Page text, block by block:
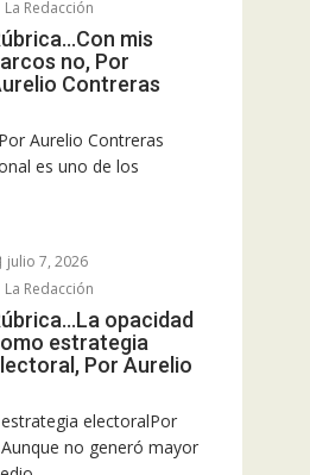
La Redacción
mis
no, Por
Contreras
Aurelio Contreras
es uno de los
julio 7, 2026
La Redacción
opacidad
estrategia
Por Aurelio
electoralPor
no generó mayor